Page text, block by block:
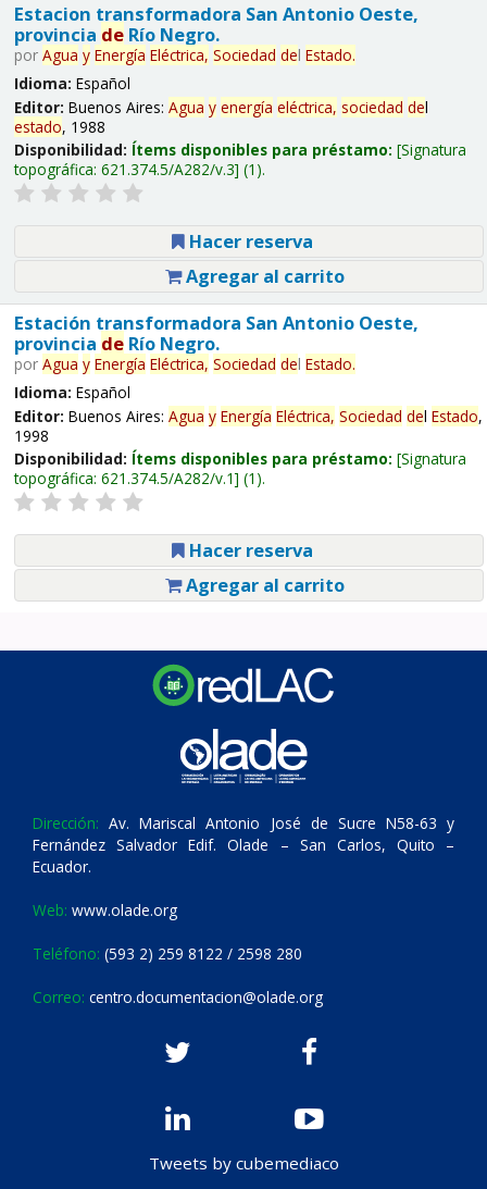
Estacion transformadora San Antonio Oeste,
provincia deRío Negro.
por Agua y Energía Eléctrica, Sociedad del Estado.
Idioma: Español
Editor: Buenos Aires: Agua y energía eléctrica, sociedad del
estado, 1988
Disponibilidad: Ítems disponibles para préstamo: Signatura
topográfica: 621.374.5/A282/v.3 (1).
Hacer reserva
Agregar al carrito
Estación transformadora San Antonio Oeste,
provincia deRío Negro.
por Agua y Energía Eléctrica, Sociedad del Estado.
Idioma: Español
Editor: Buenos Aires: Agua y Energía Eléctrica, Sociedad del Estado,
1998
Disponibilidad: Ítems disponibles para préstamo: Signatura
topográfica: 621.374.5/A282/v.1 (1).
Hacer reserva
Agregar al carrito
Dirección: Av. Mariscal Antonio José de Sucre N58-63 y
Fernández Salvador Edif. Olade – San Carlos, Quito –
Ecuador.
Web: www.olade.org
Teléfono: (593 2) 259 8122 / 2598 280
Correo: centro.documentacion@olade.org
Tweets by cubemediaco